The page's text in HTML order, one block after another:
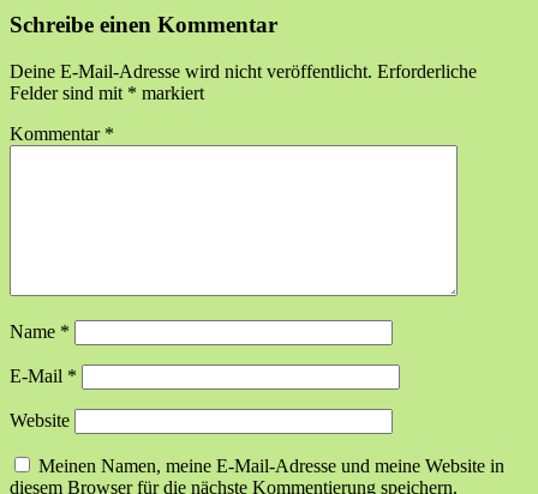
Schreibe einen Kommentar
Deine E-Mail-Adresse wird nicht veröffentlicht. Erforderliche
Felder sind mit * markiert
Kommentar *
Name *
E-Mail *
Website
Meinen Namen, meine E-Mail-Adresse und meine Website in
diesem Browser für die nächste Kommentierung speichern.